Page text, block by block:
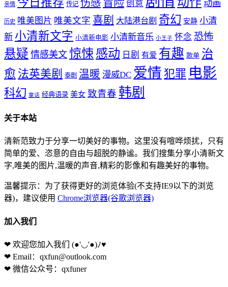
亲情 传记 伤感 冒险 创意 动画
历史 唯美图片 唯美文字 喜剧 大陆港台剧 奇幻 安静 小清
新 小清新文字 小清新电影 小清新音乐 小王子 怀念 恐怖
悬疑 情感美文 惊悚 感动 日剧 有爱 有趣 歌单 治
愈 法英美剧 泰剧 温暖 漫威DC 爱情 犯罪 电影
科幻 童话 经典语录 美女 致青春 韩剧
关于本站
清新范致力于分享一切美好的事物。这里没有喧哗烦扰，只有
简单的爱、恣意的自由与超脱的静谧。我们搜集分享小清新文
字,唯美的图片,温暖的声音,精彩的影像和有趣美好的事物。
温馨提示：为了获得更好的浏览体验(不支持IE9以下的浏览
器)，建议使用 Chrome浏览器(谷歌浏览器)
加入我们
❤ 欢迎您加入我们 (●'◡'●)ﾉ♥
❤ Email：qxfun@outlook.com
❤ 微信公众号：qxfuner